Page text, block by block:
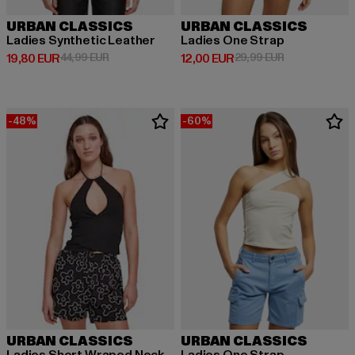
URBAN CLASSICS
Ladies Synthetic Leather
19,80 EUR
Derzeitiger Preis: 19,80 EUR
44,99 EURAktionspreis: 44,99 EUR
URBAN CLASSICS
Ladies One Strap
12,00 EUR
Derzeitiger Preis: 12,00 EUR
29,99 EURAktionspreis:
-48%
URBAN CLASSICS
-60%
URBAN CLASSICS